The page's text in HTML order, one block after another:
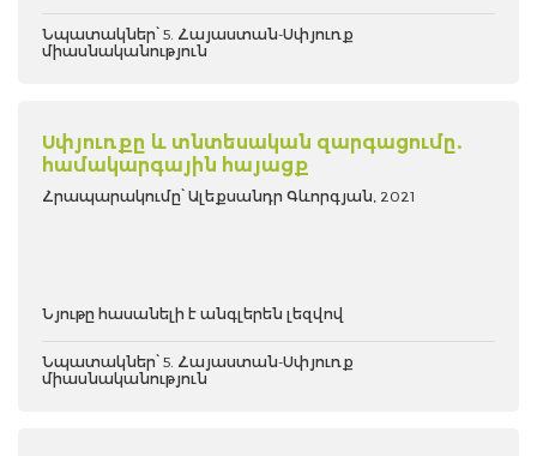
Նպատակներ՝ 5. Հայաստան-Սփյուռք
միասնականություն
Սփյուռքը և տնտեսական զարգացումը.
համակարգային հայացք
Հրապարակումը՝ Ալեքսանդր Գևորգյան, 2021
Նյութը հասանելի է անգլերեն լեզվով
Նպատակներ՝ 5. Հայաստան-Սփյուռք
միասնականություն